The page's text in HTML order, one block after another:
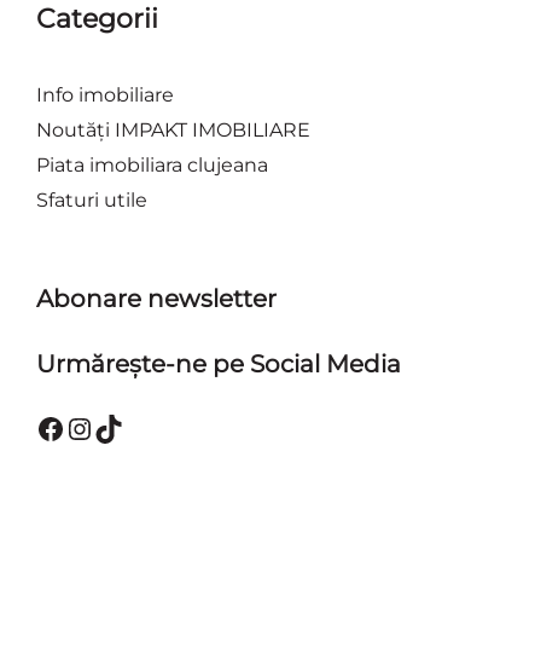
Categorii
Info imobiliare
Noutăți IMPAKT IMOBILIARE
Piata imobiliara clujeana
Sfaturi utile
Abonare newsletter
Urmărește-ne pe Social Media
Facebook
Instagram
TikTok